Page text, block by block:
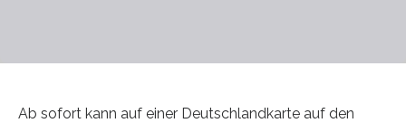
Ab sofort kann auf einer Deutschlandkarte auf den